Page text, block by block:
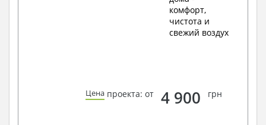
комфорт,
чистота и
свежий воздух
Цена проекта: от 4 900 грн